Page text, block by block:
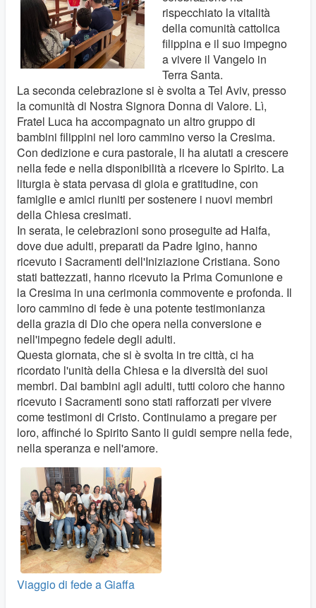
rispecchiato la vitalità
della comunità cattolica
filippina e il suo impegno
a vivere il Vangelo in
Terra Santa.
La seconda celebrazione si è svolta a Tel Aviv, presso
la comunità di Nostra Signora Donna di Valore. Lì,
Fratel Luca ha accompagnato un altro gruppo di
bambini filippini nel loro cammino verso la Cresima.
Con dedizione e cura pastorale, li ha aiutati a crescere
nella fede e nella disponibilità a ricevere lo Spirito. La
liturgia è stata pervasa di gioia e gratitudine, con
famiglie e amici riuniti per sostenere i nuovi membri
della Chiesa cresimati.
In serata, le celebrazioni sono proseguite ad Haifa,
dove due adulti, preparati da Padre Igino, hanno
ricevuto i Sacramenti dell'Iniziazione Cristiana. Sono
stati battezzati, hanno ricevuto la Prima Comunione e
la Cresima in una cerimonia commovente e profonda. Il
loro cammino di fede è una potente testimonianza
della grazia di Dio che opera nella conversione e
nell'impegno fedele degli adulti.
Questa giornata, che si è svolta in tre città, ci ha
ricordato l'unità della Chiesa e la diversità dei suoi
membri. Dai bambini agli adulti, tutti coloro che hanno
ricevuto i Sacramenti sono stati rafforzati per vivere
come testimoni di Cristo. Continuiamo a pregare per
loro, affinché lo Spirito Santo li guidi sempre nella fede,
nella speranza e nell'amore.
Viaggio di fede a Giaffa